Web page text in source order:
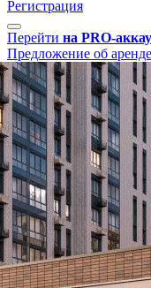
Регистрация
Перейти на PRO-
Предложение об